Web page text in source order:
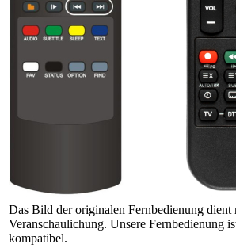
Das Bild der originalen Fernbedienung dient
Veranschaulichung. Unsere Fernbedienung
kompatibel.